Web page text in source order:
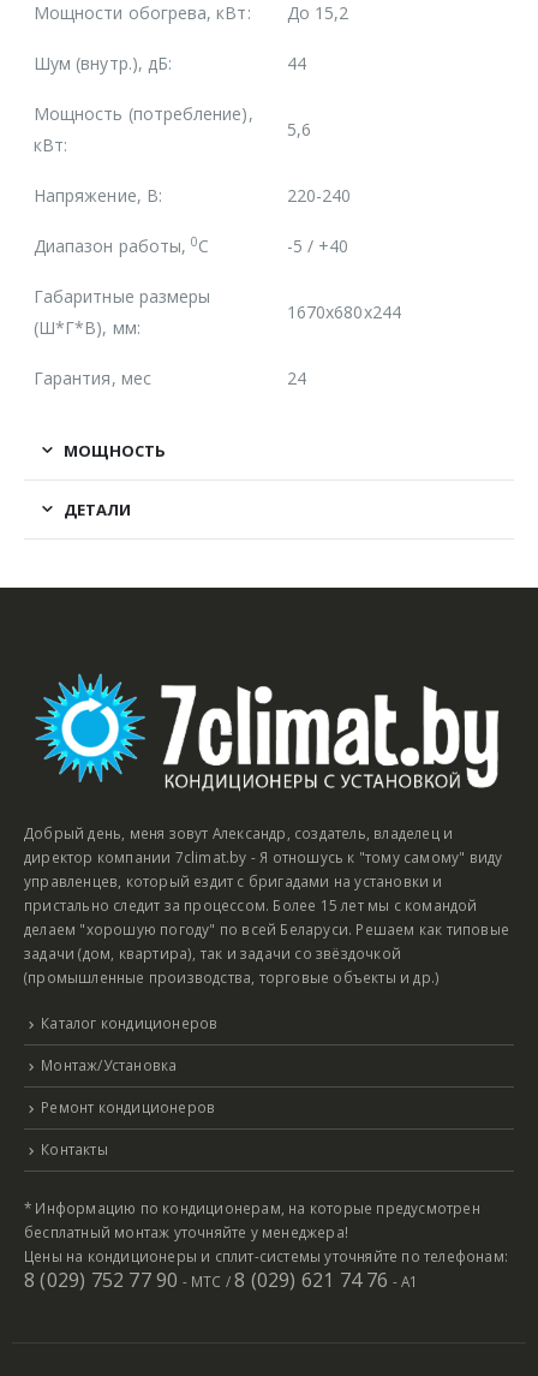
Мощности обогрева, кВт: До 15,2
Шум (внутр.), дБ: 44
Мощность (потребление),
кВт:
5,6
Напряжение, В: 220-240
Диапазон работы,0С -5 / +40
Габаритные размеры
(Ш*Г*В), мм:
1670x680x244
Гарантия, мес 24
МОЩНОСТЬ
ДЕТАЛИ
Добрый день, меня зовут Александр, создатель, владелец и
директор компании 7climat.by - Я отношусь к "тому самому" виду
управленцев, который ездит с бригадами на установки и
пристально следит за процессом. Более 15 лет мы с командой
делаем "хорошую погоду" по всей Беларуси. Решаем как типовые
задачи (дом, квартира), так и задачи со звёздочкой
(промышленные производства, торговые объекты и др.)
Каталог кондиционеров
Монтаж/Установка
Ремонт кондиционеров
Контакты
* Информацию по кондиционерам, на которые предусмотрен
бесплатный монтаж уточняйте у менеджера!
Цены на кондиционеры и сплит-системы уточняйте по телефонам:
8 (029) 752 77 90 - МТС /8 (029) 621 74 76 - А1